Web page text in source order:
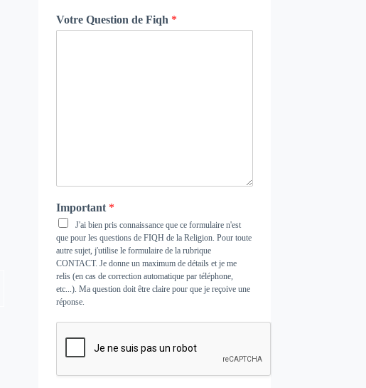
Votre Question de Fiqh *
Important *
J'ai bien pris connaissance que ce formulaire n'est
que pour les questions de FIQH de la Religion. Pour toute
autre sujet, j'utilise le formulaire de la rubrique
CONTACT. Je donne un maximum de détails et je me
relis (en cas de correction automatique par téléphone,
etc...). Ma question doit être claire pour que je reçoive une
réponse.